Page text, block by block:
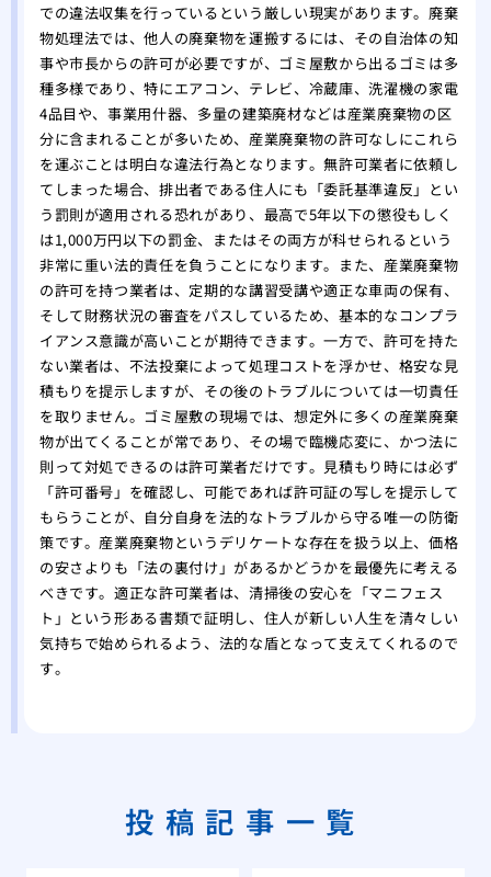
での違法収集を行っているという厳しい現実があります。廃棄
物処理法では、他人の廃棄物を運搬するには、その自治体の知
事や市長からの許可が必要ですが、ゴミ屋敷から出るゴミは多
種多様であり、特にエアコン、テレビ、冷蔵庫、洗濯機の家電
4品目や、事業用什器、多量の建築廃材などは産業廃棄物の区
分に含まれることが多いため、産業廃棄物の許可なしにこれら
を運ぶことは明白な違法行為となります。無許可業者に依頼し
てしまった場合、排出者である住人にも「委託基準違反」とい
う罰則が適用される恐れがあり、最高で5年以下の懲役もしく
は1,000万円以下の罰金、またはその両方が科せられるという
非常に重い法的責任を負うことになります。また、産業廃棄物
の許可を持つ業者は、定期的な講習受講や適正な車両の保有、
そして財務状況の審査をパスしているため、基本的なコンプラ
イアンス意識が高いことが期待できます。一方で、許可を持た
ない業者は、不法投棄によって処理コストを浮かせ、格安な見
積もりを提示しますが、その後のトラブルについては一切責任
を取りません。ゴミ屋敷の現場では、想定外に多くの産業廃棄
物が出てくることが常であり、その場で臨機応変に、かつ法に
則って対処できるのは許可業者だけです。見積もり時には必ず
「許可番号」を確認し、可能であれば許可証の写しを提示して
もらうことが、自分自身を法的なトラブルから守る唯一の防衛
策です。産業廃棄物というデリケートな存在を扱う以上、価格
の安さよりも「法の裏付け」があるかどうかを最優先に考える
べきです。適正な許可業者は、清掃後の安心を「マニフェス
ト」という形ある書類で証明し、住人が新しい人生を清々しい
気持ちで始められるよう、法的な盾となって支えてくれるので
す。
投稿記事一覧